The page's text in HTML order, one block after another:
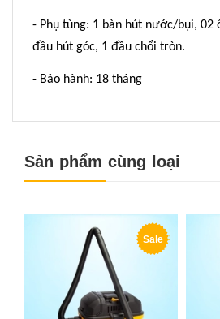
- Phụ tùng: 1 bàn hút nước/bụi, 02
đầu hút góc, 1 đầu chổi tròn.
- Bảo hành: 18 tháng
Sản phẩm cùng loại
Sale